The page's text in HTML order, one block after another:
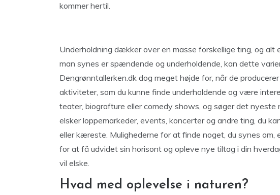
kommer hertil.
Underholdning dækker over en masse forskellige ting, og alt
man synes er spændende og underholdende, kan dette
Dengrønntallerken.dk dog meget højde for, når de
aktiviteter, som du kunne finde underholdende og være
teater, biografture eller comedy shows, og søger det
elsker loppemarkeder, events, koncerter og andre ting, du
eller kæreste. Mulighederne for at finde noget, du synes om,
for at få udvidet sin horisont og opleve nye tiltag i din
vil elske.
Hvad med oplevelse i naturen?